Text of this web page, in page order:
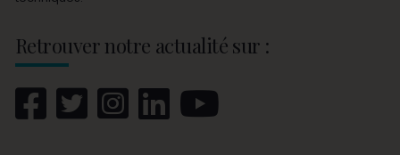
Retrouver notre actualité sur :